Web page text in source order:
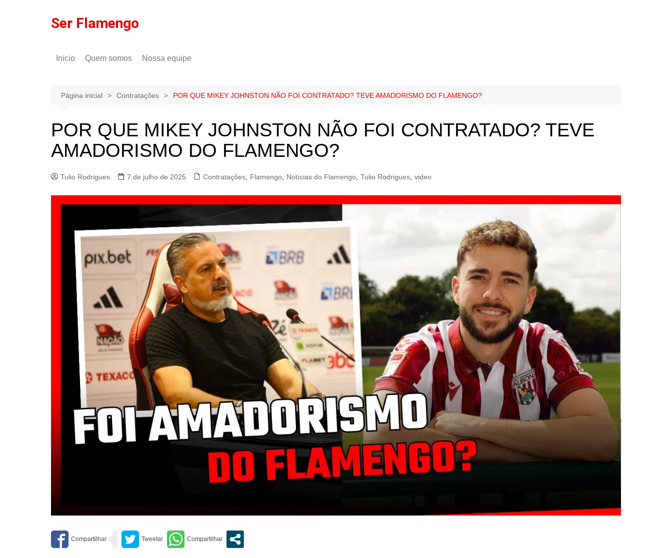
Ser Flamengo
Inicio Quem somos
Política de privacidade
Nossa equipe
Gilson Lima
Página inicial Contratações POR QUE MIKEY JOHNSTON NÃO FOI CONTRATADO? TEVE AMADORISMO DO FLAMENGO?
POR QUE MIKEY JOHNSTON NÃO FOI CONTRATADO? TEVE
AMADORISMO DO FLAMENGO?
Tulio Rodrigues 7 de julho de 2025 Contratações Flamengo Notícias do Flamengo Tulio Rodrigues video